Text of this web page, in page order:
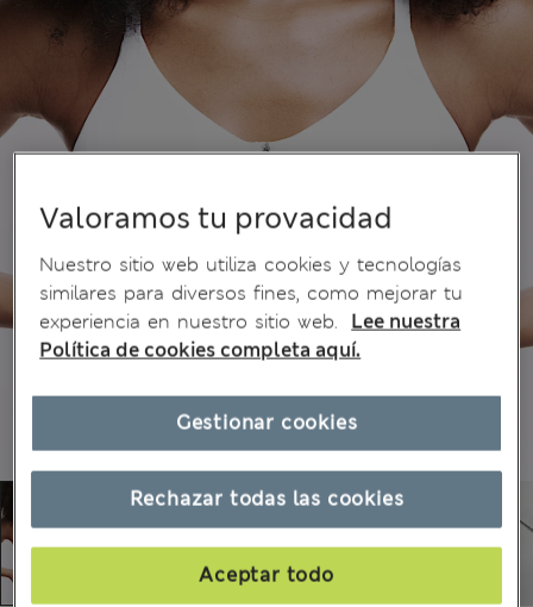
Valoramos tu provacidad
Nuestro sitio web utiliza cookies y tecnologías
similares para diversos fines, como mejorar tu
experiencia en nuestro sitio web.
Lee nuestra
Política de cookies completa aquí.
Rechazar todas las cookies
Aceptar todo
Gestionar cookies